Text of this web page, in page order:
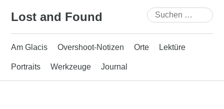
Lost and Found
Suchen
nach:
Am Glacis Overshoot-Notizen Orte Lektüre
Portraits Werkzeuge Journal